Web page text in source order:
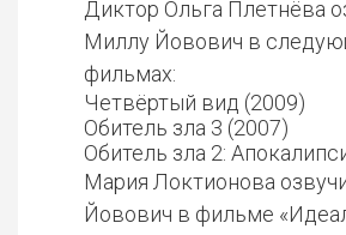
Диктор Ольга Плетнёва
Миллу Йовович в
фильмах:
Четвёртый вид (2009)
Обитель зла 3 (2007)
Обитель зла 2:
Мария Локтионова
Йовович в фильме